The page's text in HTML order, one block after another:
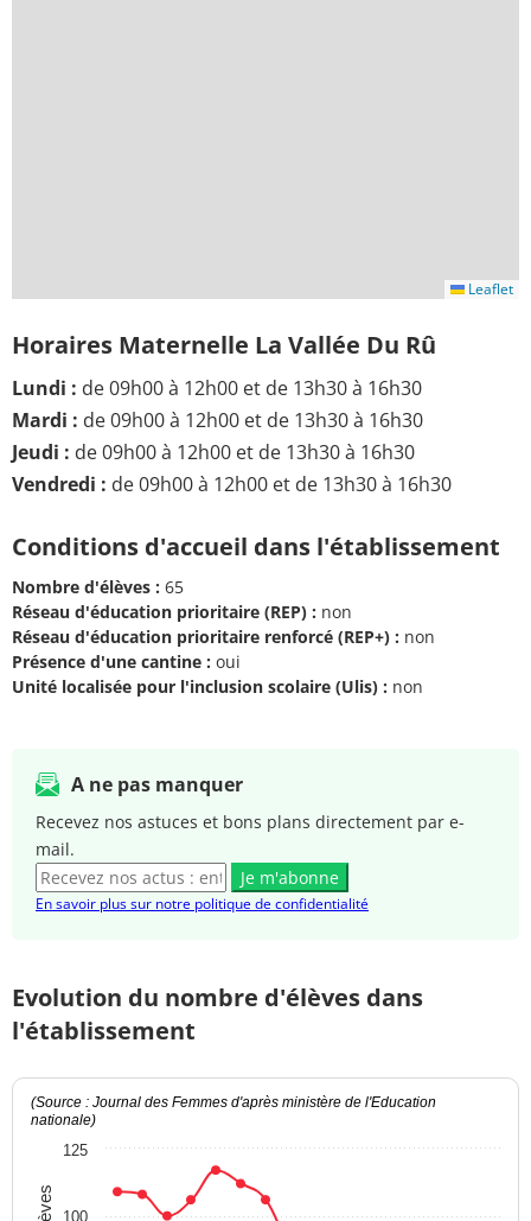
Leaflet
Horaires Maternelle La Vallée Du Rû
Lundi : de 09h00 à 12h00 et de 13h30 à 16h30
Mardi : de 09h00 à 12h00 et de 13h30 à 16h30
Jeudi : de 09h00 à 12h00 et de 13h30 à 16h30
Vendredi : de 09h00 à 12h00 et de 13h30 à 16h30
Conditions d'accueil dans l'établissement
Nombre d'élèves : 65
Réseau d'éducation prioritaire (REP) : non
Réseau d'éducation prioritaire renforcé (REP+) : non
Présence d'une cantine : oui
Unité localisée pour l'inclusion scolaire (Ulis) : non
A ne pas manquer
Recevez nos astuces et bons plans directement par e-
mail.
Je m'abonne
En savoir plus sur notre politique de confidentialité
Evolution du nombre d'élèves dans
l'établissement
(Source : Journal des Femmes d'après ministère de l'Education
nationale)
100
125